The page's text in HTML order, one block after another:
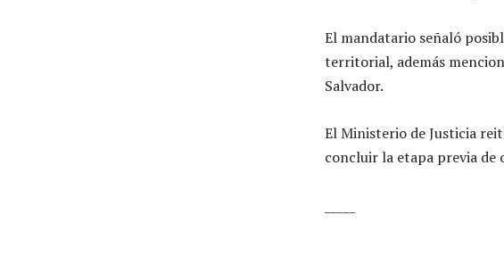
El mandatario señaló
territorial, además
Salvador.
El Ministerio de Justicia
concluir la etapa previa